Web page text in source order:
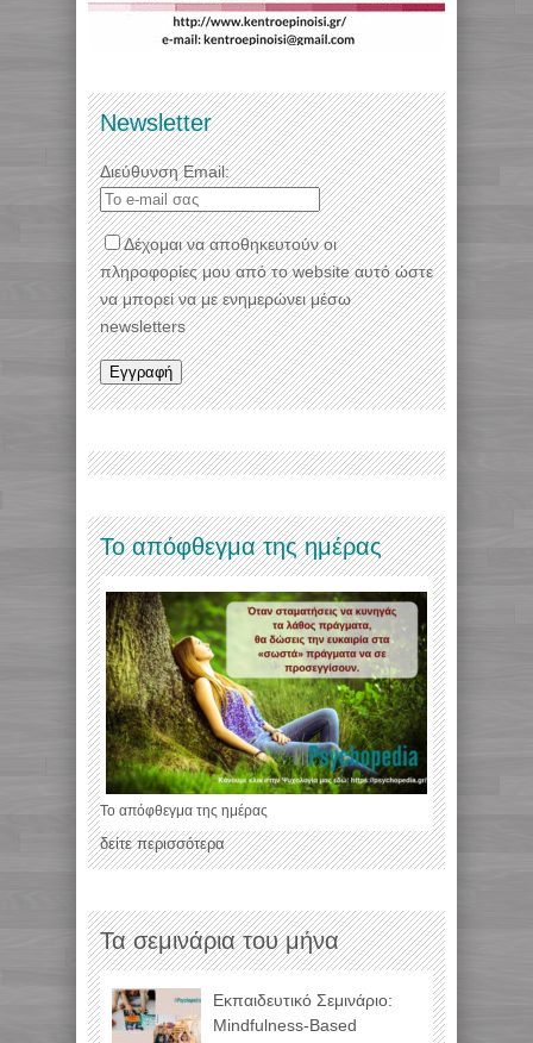
Newsletter
Διεύθυνση Email:
Δέχομαι να αποθηκευτούν οι
πληροφορίες μου από το website αυτό ώστε
να μπορεί να με ενημερώνει μέσω
newsletters
Το απόφθεγμα της ημέρας
Το απόφθεγμα της ημέρας
δείτε περισσότερα
Τα σεμινάρια του μήνα
Εκπαιδευτικό Σεμινάριο:
Mindfulness-Based